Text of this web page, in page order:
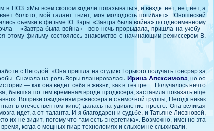
ТЮЗ: «Мы всем скопом ходили показываться, и везде: нет, нет, нет, а
болото, мой талант гниет, моя молодость погибает». Юношеский
съемки в фильме Ю. Кары «Завтра была война» по одноименному
– «Завтра была война» - всю ночь прорыдала, пришла на учебу –
фильму состоялось знакомство с начинающим режиссером В.
с Негодой: «Она пришла на студию Горького получать гонорар за
Сначала на роль Веры планировалась Ирина Апексимова, но ее
— как она ведет себя в жизни, как в театре… Получалось нечто
бывшая по тем временам вроде продюсера, заставила показать еще
Вопреки ожиданиям режиссера и съемочной группы, Негода никак
в отечественном кино) далась на удивление просто. Она великая
идет, а от таланта. И я благодарен и судьбе, и Татьяне Лиозновой,
их не видит, потому что там есть энергетика». Возможно, именно эта
когда о мощных пиар-технологиях и слыхом не слыхивали.